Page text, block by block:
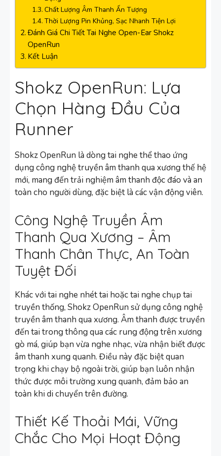
Chất Lượng Âm Thanh Ấn Tượng
Thời Lượng Pin Khủng, Sạc Nhanh Tiện Lợi
Đánh Giá Chi Tiết Tai Nghe Open-Ear Shokz
OpenRun
Kết Luận
Shokz OpenRun: Lựa
Chọn Hàng Đầu Của
Runner
Shokz OpenRun là dòng tai nghe thể thao ứng
dụng công nghệ truyền âm thanh qua xương thế hệ
mới, mang đến trải nghiệm âm thanh độc đáo và an
toàn cho người dùng, đặc biệt là các vận động viên.
Công Nghệ Truyền Âm
Thanh Qua Xương – Âm
Thanh Chân Thực, An Toàn
Tuyệt Đối
Khác với tai nghe nhét tai hoặc tai nghe chụp tai
truyền thống, Shokz OpenRun sử dụng công nghệ
truyền âm thanh qua xương. Âm thanh được truyền
đến tai trong thông qua các rung động trên xương
gò má, giúp bạn vừa nghe nhạc, vừa nhận biết được
âm thanh xung quanh. Điều này đặc biệt quan
trọng khi chạy bộ ngoài trời, giúp bạn luôn nhận
thức được môi trường xung quanh, đảm bảo an
toàn khi di chuyển trên đường.
Thiết Kế Thoải Mái, Vững
Chắc Cho Mọi Hoạt Động